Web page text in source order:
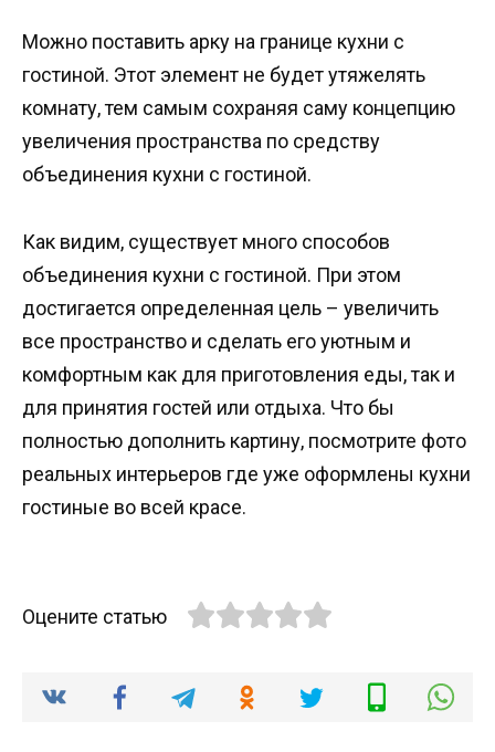
Можно поставить арку на границе кухни с
гостиной. Этот элемент не будет утяжелять
комнату, тем самым сохраняя саму концепцию
увеличения пространства по средству
объединения кухни с гостиной.
Как видим, существует много способов
объединения кухни с гостиной. При этом
достигается определенная цель – увеличить
все пространство и сделать его уютным и
комфортным как для приготовления еды, так и
для принятия гостей или отдыха. Что бы
полностью дополнить картину, посмотрите фото
реальных интерьеров где уже оформлены кухни
гостиные во всей красе.
Оцените статью